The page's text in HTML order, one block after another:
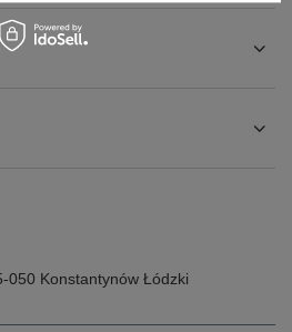
050 Konstantynów Łódzki